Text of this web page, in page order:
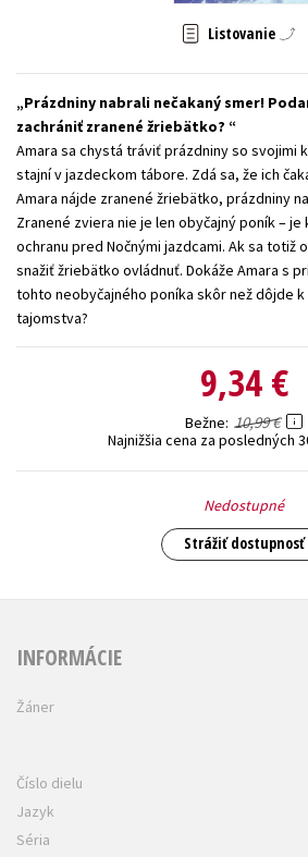
Učebnice
Zdravie a životný
Všetky tituly
Listovanie
Prázdniny nabrali nečakaný smer!
zachrániť zranené žriebätko?
Amara sa chystá tráviť prázdniny so svojimi
stajní v jazdeckom tábore. Zdá sa, že ich
Amara nájde zranené žriebätko, prázdniny
Zranené zviera nie je len obyčajný poník –
ochranu pred Nočnými jazdcami. Ak sa totiž
snažiť žriebätko ovládnuť. Dokáže Amara s
tohto neobyčajného poníka skôr než dôjde k
tajomstva?
9,34 €
Bežne 10,99 €
Najnižšia cena za posledných
Nedostupné
Strážiť dostupnosť
INFORMÁCIE
Žáner
Číslo dielu
Jazyk
Séria